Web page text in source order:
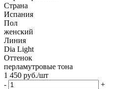
Страна
Испания
Пол
женский
Линия
Dia Light
Оттенок
перламутровые тона
1 450 руб./шт
-
+